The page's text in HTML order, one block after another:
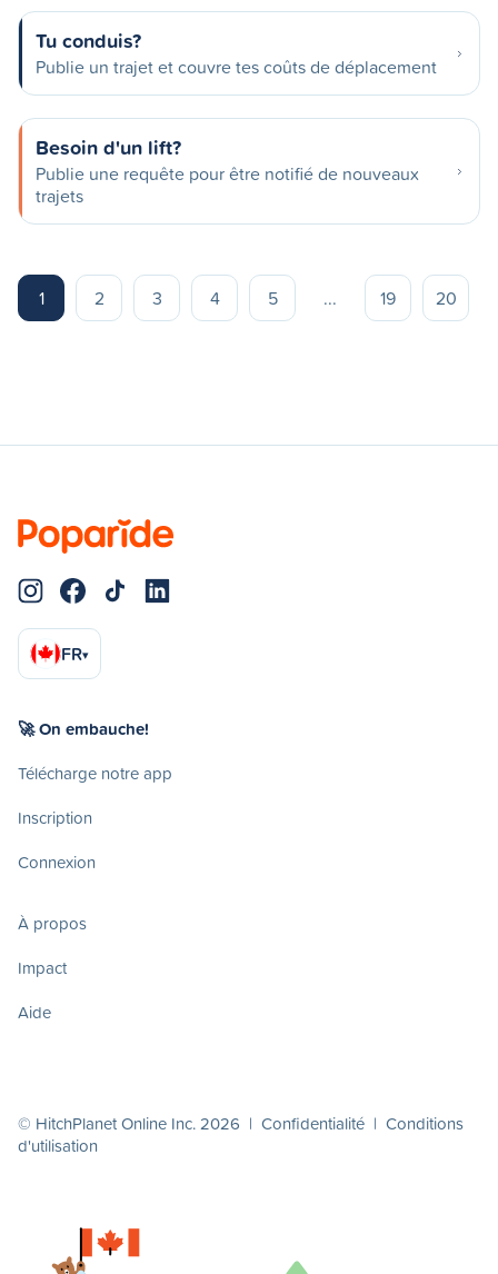
Tu conduis?
Publie un trajet et couvre tes coûts de déplacement
Besoin d'un lift?
Publie une requête pour être notifié de nouveaux
trajets
1 2 3 4 5 ... 19 20
FR▾
🚀 On embauche!
Télécharge notre app
Inscription
Connexion
À propos
Impact
Aide
© HitchPlanet Online Inc. 2026 | Confidentialité | Conditions
d'utilisation